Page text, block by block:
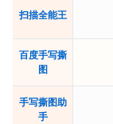
扫描全能王
百度手写撕
图
手写撕图助
手